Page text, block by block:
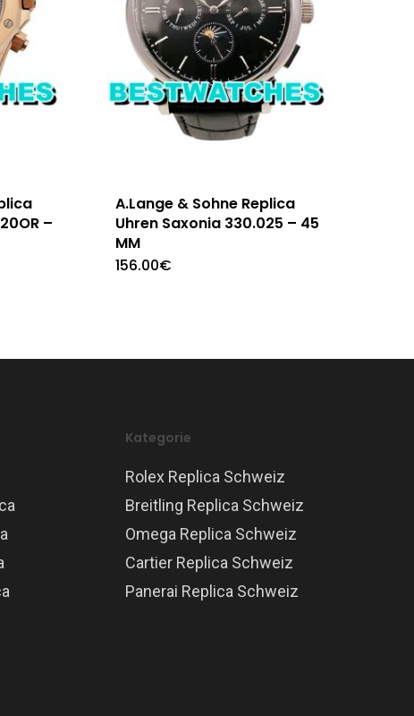
–
A.Lange & Sohne Replica
Uhren Saxonia 330.025 – 45
MM
156.00€
Kategorie
Rolex Replica Schweiz
Breitling Replica Schweiz
Omega Replica Schweiz
Cartier Replica Schweiz
Panerai Replica Schweiz